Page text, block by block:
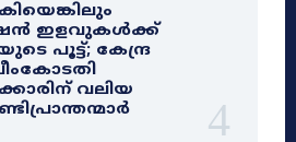
ഇളവുകൾക്ക്
പൂട്ട്; കേന്ദ്ര
വലിയ